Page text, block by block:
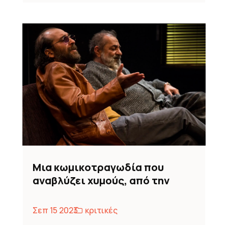
Μια κωμικοτραγωδία που
αναβλύζει χυμούς, από την
Σεπ 15 2023
κριτικές